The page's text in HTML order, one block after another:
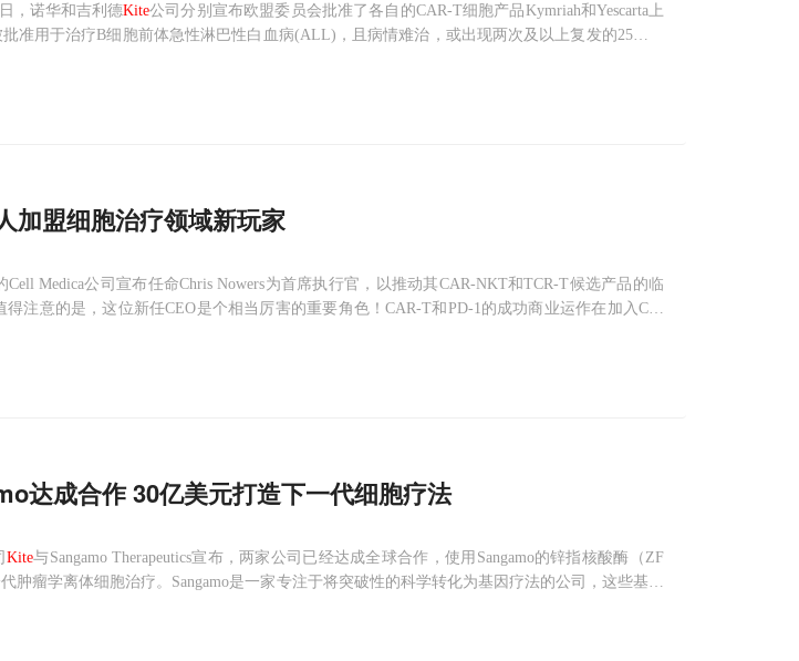
，诺华和吉利德Kite公司分别宣布欧盟委员会批准了各自的CAR-T细胞产品Kymriah和Yescarta上
准用于治疗B细胞前体急性淋巴性白血病(ALL)，且病情难治，或出现两次及以上复发的25岁以
加盟细胞治疗领域新玩家
Medica公司宣布任命Chris Nowers为首席执行官，以推动其CAR-NKT和TCR-T候选产品的临
得注意的是，这位新任CEO是个相当厉害的重要角色！CAR-T和PD-1的成功商业运作在加入Cell
达成合作 30亿美元打造下一代细胞疗法
Kite与Sangamo Therapeutics宣布，两家公司已经达成全球合作，使用Sangamo的锌指核酸酶（ZF
肿瘤学离体细胞治疗。Sangamo是一家专注于将突破性的科学转化为基因疗法的公司，这些基因